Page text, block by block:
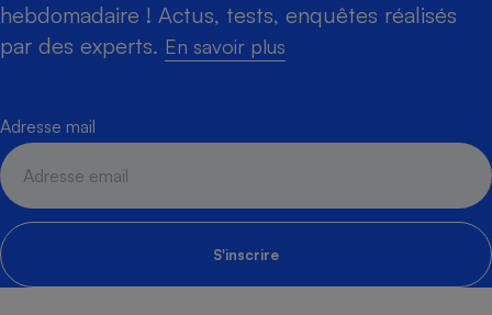
hebdomadaire ! Actus, tests, enquêtes réalisés
par des experts. En savoir plus
Adresse mail
S'inscrire